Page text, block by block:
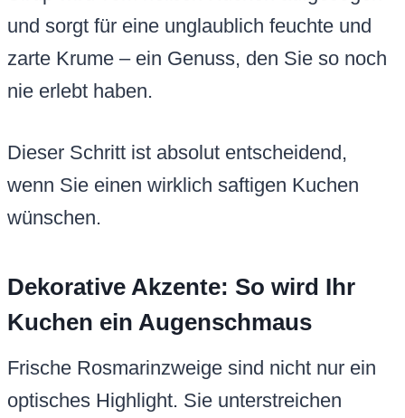
und sorgt für eine unglaublich feuchte und
zarte Krume – ein Genuss, den Sie so noch
nie erlebt haben.
Dieser Schritt ist absolut entscheidend,
wenn Sie einen wirklich saftigen Kuchen
wünschen.
Dekorative Akzente: So wird Ihr
Kuchen ein Augenschmaus
Frische Rosmarinzweige sind nicht nur ein
optisches Highlight. Sie unterstreichen